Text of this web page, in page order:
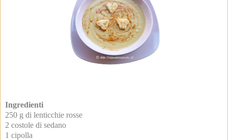
Ingredienti
250 g di lenticchie rosse
2 costole di sedano
1 cipolla